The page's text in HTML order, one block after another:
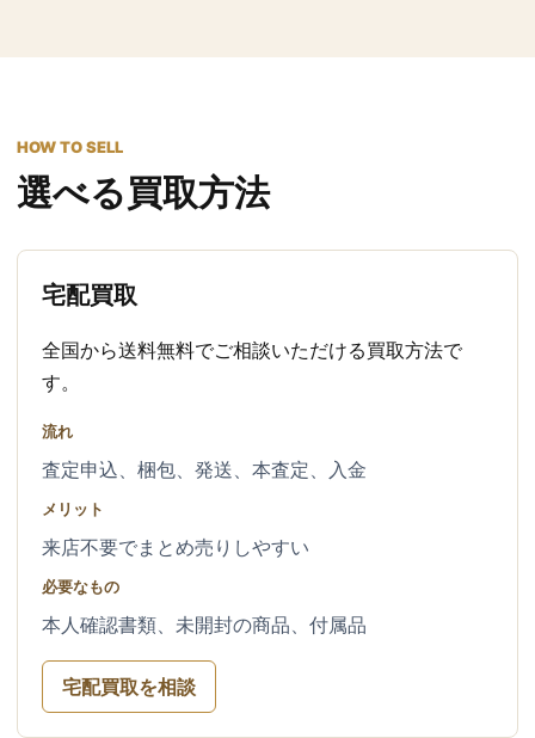
HOW TO SELL
選べる買取方法
宅配買取
全国から送料無料でご相談いただける買取方法で
す。
流れ
査定申込、梱包、発送、本査定、入金
メリット
来店不要でまとめ売りしやすい
必要なもの
本人確認書類、未開封の商品、付属品
宅配買取を相談